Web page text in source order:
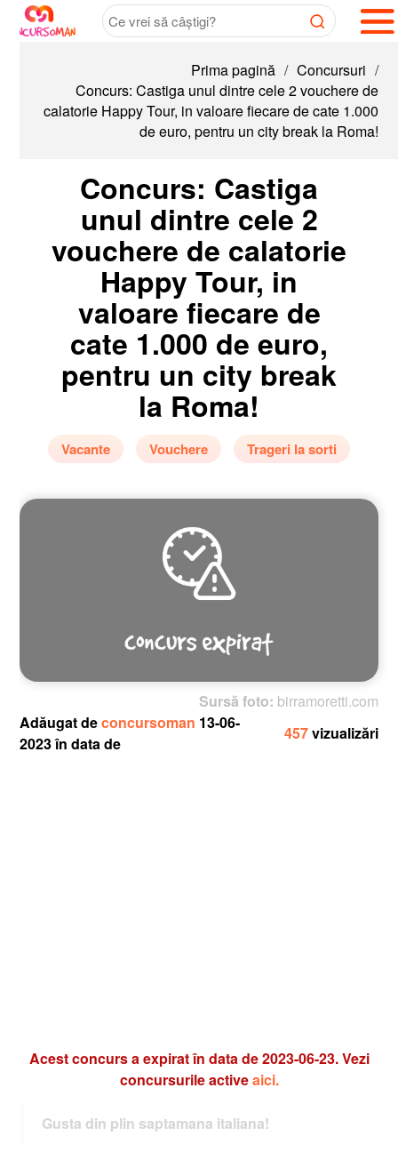
Prima pagină / Concursuri /
Concurs: Castiga unul dintre cele 2 vouchere de
calatorie Happy Tour, in valoare fiecare de cate 1.000
de euro, pentru un city break la Roma!
Concurs: Castiga
unul dintre cele 2
vouchere de calatorie
Happy Tour, in
valoare fiecare de
cate 1.000 de euro,
pentru un city break
la Roma!
Vacante Vouchere Trageri la sorti
Sursă foto:birramoretti.com
Adăugat deconcursoman13-06-
2023 în data de
457vizualizări
Acest concurs a expirat în data de 2023-06-23. Vezi
concursurile activeaici.
Gusta din plin saptamana italiana!